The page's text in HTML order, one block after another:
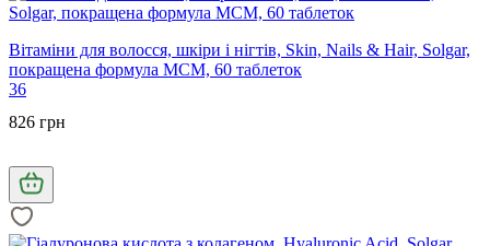
Вітаміни для волосся, шкіри і нігтів, Skin, Nails & Hair, Solgar,
покращена формула МСМ, 60 таблеток
36
826 грн